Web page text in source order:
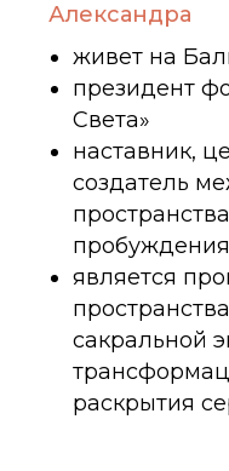
Александра
живет на
президент
Света»
наставник,
создатель
является
сакральной
раскрытия